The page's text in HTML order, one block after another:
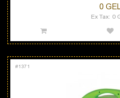
0
Ex Tax: 0
#1371